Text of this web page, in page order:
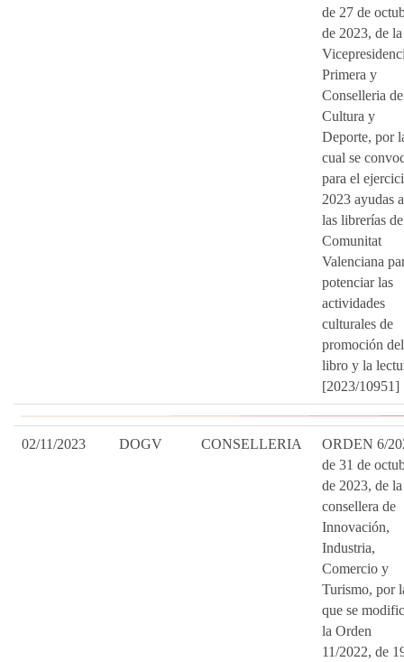
de 27 de
de 2023, de la
Primera y
Conselleria de
Cultura y
Deporte, por
cual se
para el
2023 ayudas a
las librerías
Comunitat
Valenciana
potenciar las
actividades
culturales de
promoción del
libro y la
[2023/10951]
02/11/2023 DOGV CONSELLERIA
ORDEN 6/
de 31 de
de 2023, de la
consellera de
Innovación,
Industria,
Comercio y
Turismo, por
que se
la Orden
11/2022, de